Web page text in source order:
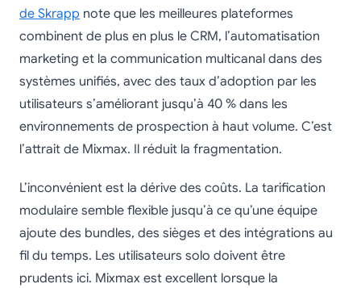
de Skrapp note que les meilleures plateformes
combinent de plus en plus le CRM, l’automatisation
marketing et la communication multicanal dans des
systèmes unifiés, avec des taux d’adoption par les
utilisateurs s’améliorant jusqu’à 40 % dans les
environnements de prospection à haut volume. C’est
l’attrait de Mixmax. Il réduit la fragmentation.
L’inconvénient est la dérive des coûts. La tarification
modulaire semble flexible jusqu’à ce qu’une équipe
ajoute des bundles, des sièges et des intégrations au
fil du temps. Les utilisateurs solo doivent être
prudents ici. Mixmax est excellent lorsque la